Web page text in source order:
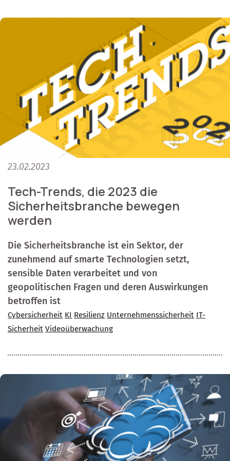
23.02.2023
Tech-Trends, die 2023 die
Sicherheitsbranche bewegen
werden
Die Sicherheitsbranche ist ein Sektor, der
zunehmend auf smarte Technologien setzt,
sensible Daten verarbeitet und von
geopolitischen Fragen und deren Auswirkungen
betroffen ist
Cybersicherheit KI Resilienz Unternehmenssicherheit IT-
Sicherheit Videoüberwachung